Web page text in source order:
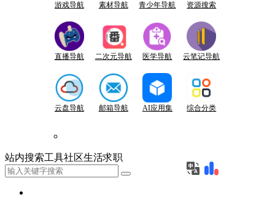
游戏导航 素材导航 青少年导航 资源搜索
直播导航 二次元导航 医学导航 云笔记导航
云盘导航 邮箱导航 AI应用集 综合分类
站内搜索工具社区生活求职